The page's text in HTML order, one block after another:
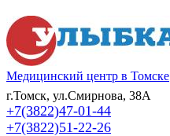
Медицинский центр в Томске
г.Томск, ул.Смирнова, 38А
+7(3822)47-01-44
+7(3822)51-22-26